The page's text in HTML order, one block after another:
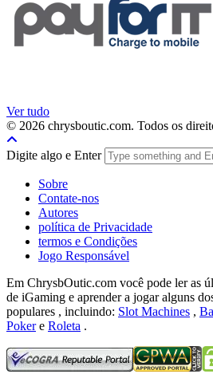
Ver tudo
© 2026 chrysboutic.com. Todos os
Digite algo e Enter
Sobre
Contate-nos
Autores
política de Privacidade
termos e Condições
Jogo Responsável
Em ChrysbOutic.com você pode ler as
de iGaming e aprender a jogar alguns
populares , incluindo: Slot Machines ,
Pokere Roleta .